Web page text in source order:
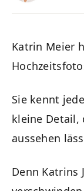
Katrin Meier
Sie kennt
kleine Detail,
aussehen
Denn Katrins